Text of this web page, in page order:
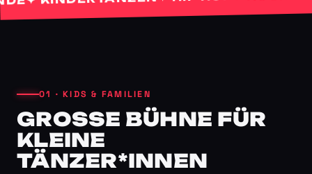
01 · KIDS & FAMILIEN
GROSSE BÜHNE FÜR K
LEINE T
ÄNZER*INNEN